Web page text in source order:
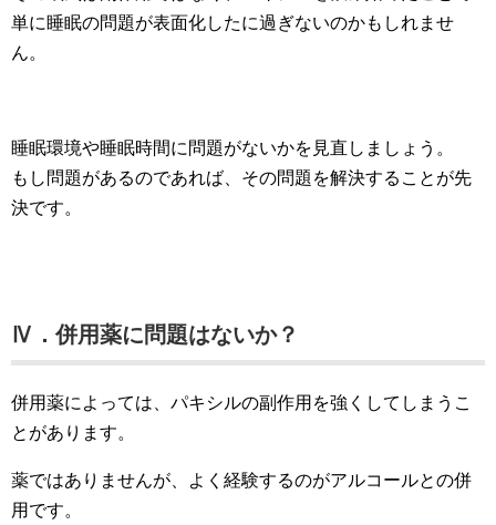
単に睡眠の問題が表面化したに過ぎないのかもしれませ
ん。
睡眠環境や睡眠時間に問題がないかを見直しましょう。
もし問題があるのであれば、その問題を解決することが先
決です。
Ⅳ．併用薬に問題はないか？
併用薬によっては、パキシルの副作用を強くしてしまうこ
とがあります。
薬ではありませんが、よく経験するのがアルコールとの併
用です。